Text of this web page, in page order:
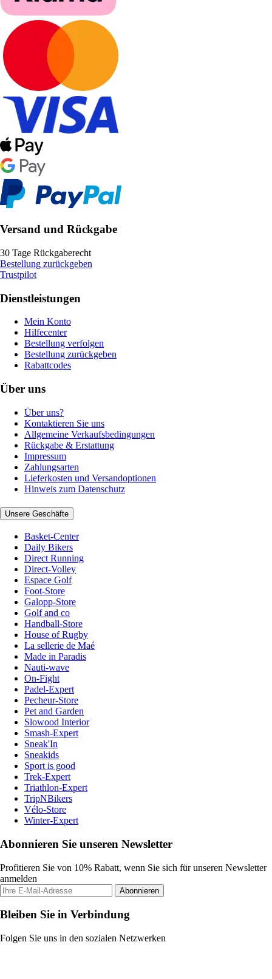
Versand und Rückgabe
30 Tage Rückgaberecht
Bestellung zurückgeben
Trustpilot
Dienstleistungen
Mein Konto
Hilfecenter
Bestellung verfolgen
Bestellung zurückgeben
Rabattcodes
Über uns
Über uns?
Kontaktieren Sie uns
Allgemeine Verkaufsbedingungen
Rückgabe & Erstattung
Impressum
Zahlungsarten
Lieferkosten und Versandoptionen
Hinweis zum Datenschutz
Unsere Geschäfte
Basket-Center
Daily Bikers
Direct Running
Direct-Volley
Espace Golf
Foot-Store
Galopp-Store
Golf and co
Handball-Store
House of Rugby
La sellerie de Maé
Made in Paradis
Nauti-wave
On-Fight
Padel-Expert
Pecheur-Store
Pet and Garden
Slowood Interior
Smash-Expert
Sneak'In
Sneakids
Sport is good
Trek-Expert
Triathlon-Expert
TripNBikers
Vélo-Store
Winter-Expert
Abonnieren Sie unseren Newsletter
Profitieren Sie von 10% Rabatt, wenn Sie sich für unseren Newsletter
anmelden
Abonnieren
Bleiben Sie in Verbindung
Folgen Sie uns in den sozialen Netzwerken